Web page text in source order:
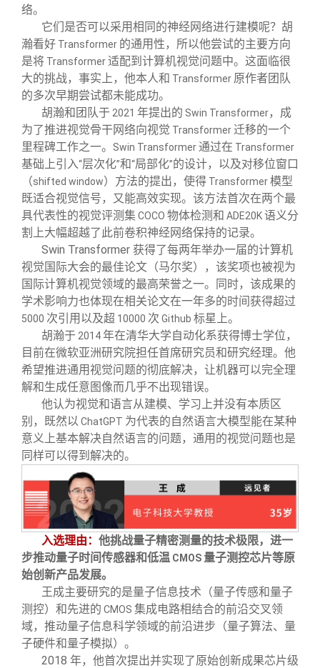
络。
它们是否可以采用相同的神经网络进行建模呢？胡
瀚看好 Transformer 的通用性，所以他尝试的主要方向
是将 Transformer适配到计算机视觉问题中。这面临很
大的挑战，事实上，他本人和 Transformer 原作者团队
的多次早期尝试都未能成功。
胡瀚和团队于 2021 年提出的 Swin Transformer，成
为了推进视觉骨干网络向视觉 Transformer迁移的一个
里程碑工作之一。
Swin Transformer通过在 Transformer
基础上引入“层次化”和“局部化”的设计，以及对移位窗口
（shifted window）方法的提出，使得 Transformer模型
既适合视觉信号，又能高效实现。该方法首次在两个最
具代表性的视觉评测集COCO 物体检测和 ADE20K语义分
割上大幅超越了此前卷积神经网络保持的记录。
Swin Transformer 获得了每两年举办一届的计算机
视觉国际大会的最佳论文（马尔奖），该奖项也被视为
国际计算机视觉领域的最高荣誉之一。同时，该成果的
学术影响力也体现在相关论文在一年多的时间获得超过
5000 次引用以及超 10000 次 Github 标星上。
胡瀚于 2014年在清华大学自动化系获得博士学位，
目前在微软亚洲研究院担任首席研究员和研究经理。他
希望推进通用视觉问题的彻底解决，让机器可以完全理
解和生成任意图像而几乎不出现错误。
他认为视觉和语言从建模、学习上并没有本质区
别，既然以 ChatGPT 为代表的自然语言大模型能在某种
意义上基本解决自然语言的问题，通用的视觉问题也是
同样可以得到解决的。
入选理由： 他挑战量子精密测量的技术极限，进一
步推动量子时间传感器和低温 CMOS量子测控芯片等原
始创新产品发展。
王成主要研究的是量子信息技术（量子传感和量子
测控）和先进的 CMOS 集成电路相结合的前沿交叉领
域，推动量子信息科学领域的前沿进步（量子算法、量
子硬件和量子模拟）。
2018 年，他首次提出并实现了原始创新成果芯片级